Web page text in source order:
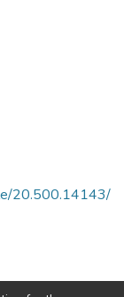
20.500.14143/